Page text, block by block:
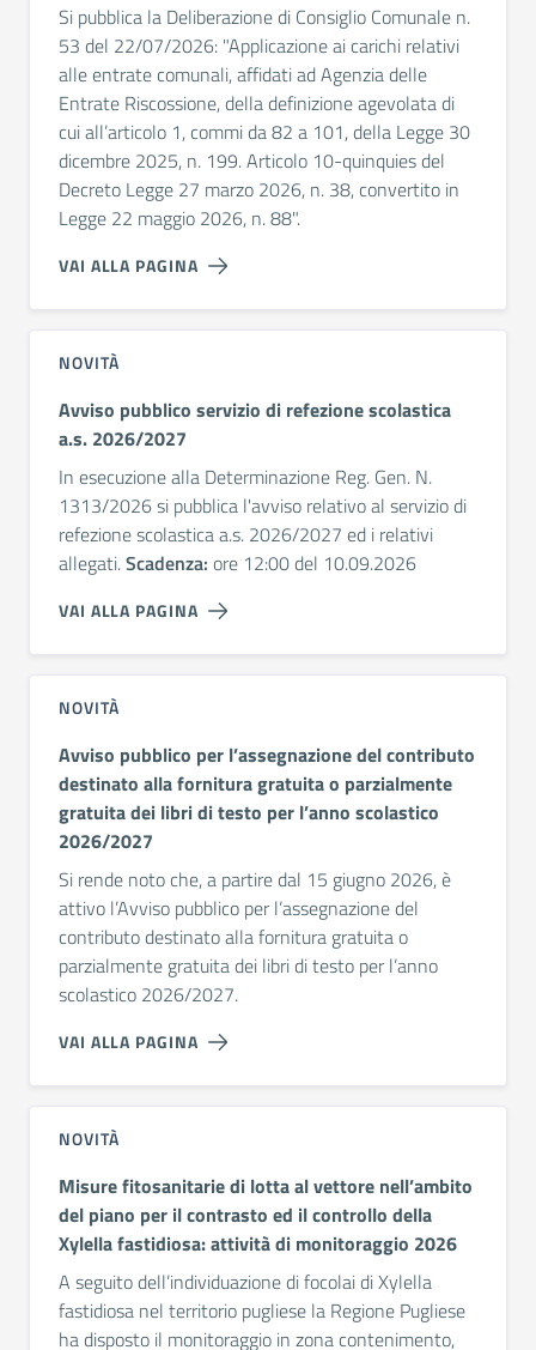
Si pubblica la Deliberazione di Consiglio Comunale n.
53 del 22/07/2026: "Applicazione ai carichi relativi
alle entrate comunali, affidati ad Agenzia delle
Entrate Riscossione, della definizione agevolata di
cui all’articolo 1, commi da 82 a 101, della Legge 30
dicembre 2025, n. 199. Articolo 10-quinquies del
Decreto Legge 27 marzo 2026, n. 38, convertito in
Legge 22 maggio 2026, n. 88".
VAI ALLA PAGINA
NOVITÀ
Avviso pubblico servizio di refezione scolastica
a.s. 2026/2027
In esecuzione alla Determinazione Reg. Gen. N.
1313/2026 si pubblica l'avviso relativo al servizio di
refezione scolastica a.s. 2026/2027 ed i relativi
allegati.Scadenza: ore 12:00 del 10.09.2026
VAI ALLA PAGINA
NOVITÀ
Avviso pubblico per l’assegnazione del contributo
destinato alla fornitura gratuita o parzialmente
gratuita dei libri di testo per l’anno scolastico
2026/2027
Si rende noto che, a partire dal 15 giugno 2026, è
attivo l’Avviso pubblico per l’assegnazione del
contributo destinato alla fornitura gratuita o
parzialmente gratuita dei libri di testo per l’anno
scolastico 2026/2027.
VAI ALLA PAGINA
NOVITÀ
Misure fitosanitarie di lotta al vettore nell’ambito
del piano per il contrasto ed il controllo della
Xylella fastidiosa: attività di monitoraggio 2026
A seguito dell’individuazione di focolai di Xylella
fastidiosa nel territorio pugliese la Regione Pugliese
ha disposto il monitoraggio in zona contenimento,